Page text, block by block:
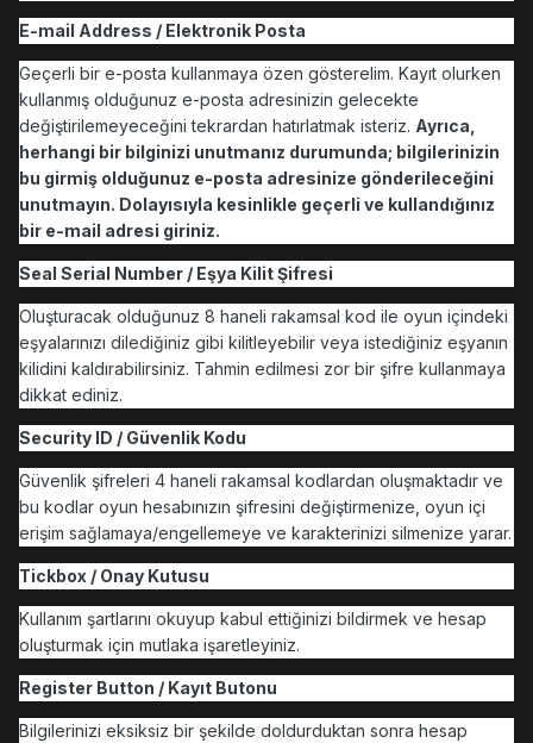
E-mail Address / Elektronik Posta
Geçerli bir e-posta kullanmaya özen gösterelim. Kayıt olurken
kullanmış olduğunuz e-posta adresinizin gelecekte
değiştirilemeyeceğini tekrardan hatırlatmak isteriz. Ayrıca,
herhangi bir bilginizi unutmanız durumunda; bilgilerinizin
bu girmiş olduğunuz e-posta adresinize gönderileceğini
unutmayın. Dolayısıyla kesinlikle geçerli ve kullandığınız
bir e-mail adresi giriniz.
Seal Serial Number / Eşya Kilit Şifresi
Oluşturacak olduğunuz 8 haneli rakamsal kod ile oyun içindeki
eşyalarınızı dilediğiniz gibi kilitleyebilir veya istediğiniz eşyanın
kilidini kaldırabilirsiniz. Tahmin edilmesi zor bir şifre kullanmaya
dikkat ediniz.
Security ID / Güvenlik Kodu
Güvenlik şifreleri 4 haneli rakamsal kodlardan oluşmaktadır ve
bu kodlar oyun hesabınızın şifresini değiştirmenize, oyun içi
erişim sağlamaya/engellemeye ve karakterinizi silmenize yarar.
Tickbox / Onay Kutusu
Kullanım şartlarını okuyup kabul ettiğinizi bildirmek ve hesap
oluşturmak için mutlaka işaretleyiniz.
Register Button / Kayıt Butonu
Bilgilerinizi eksiksiz bir şekilde doldurduktan sonra hesap